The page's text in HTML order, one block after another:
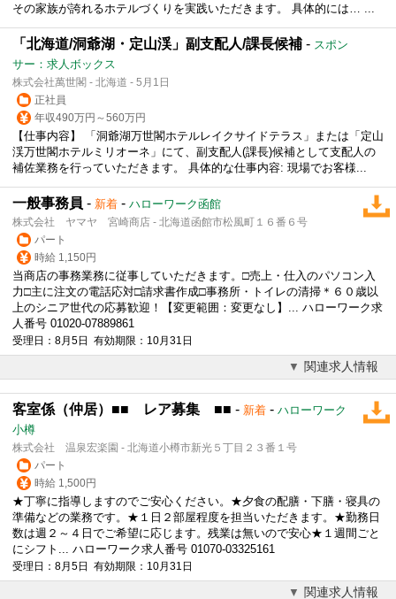
その家族が誇れるホテルづくりを実践いただきます。 具体的には… ...
「北海道/洞爺湖・定山渓」副支配人/課長候補 - スポン
サー：求人ボックス
株式会社萬世閣 - 北海道 - 5月1日
正社員
年収490万円～560万円
【仕事内容】 「洞爺湖万世閣ホテルレイクサイドテラス」または「定山
渓万世閣ホテルミリオーネ」にて、副支配人(課長)候補として支配人の
補佐業務を行っていただきます。 具体的な仕事内容: 現場でお客様...
一般事務員 - 新着 - ハローワーク函館
株式会社 ヤマヤ 宮崎商店 - 北海道函館市松風町１６番６号
パート
時給 1,150円
当商店の事務業務に従事していただきます。□売上・仕入のパソコン入
力□主に注文の電話応対□請求書作成□事務所・トイレの清掃＊６０歳以
上のシニア世代の応募歓迎！【変更範囲：変更なし】... ハローワーク求
人番号 01020-07889861
受理日：8月5日 有効期限：10月31日
関連求人情報
客室係（仲居）■■ レア募集 ■■ - 新着 - ハローワーク
小樽
株式会社 温泉宏楽園 - 北海道小樽市新光５丁目２３番１号
パート
時給 1,500円
★丁寧に指導しますのでご安心ください。★夕食の配膳・下膳・寝具の
準備などの業務です。★１日２部屋程度を担当いただきます。★勤務日
数は週２～４日でご希望に応じます。残業は無いので安心★１週間ごと
にシフト... ハローワーク求人番号 01070-03325161
受理日：8月5日 有効期限：10月31日
関連求人情報